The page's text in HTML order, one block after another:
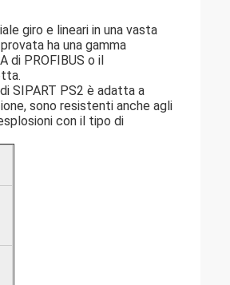
giro e lineari in una vasta
ha una gamma
di PROFIBUS o il
SIPART PS2 è adatta a
sono resistenti anche agli
con il tipo di